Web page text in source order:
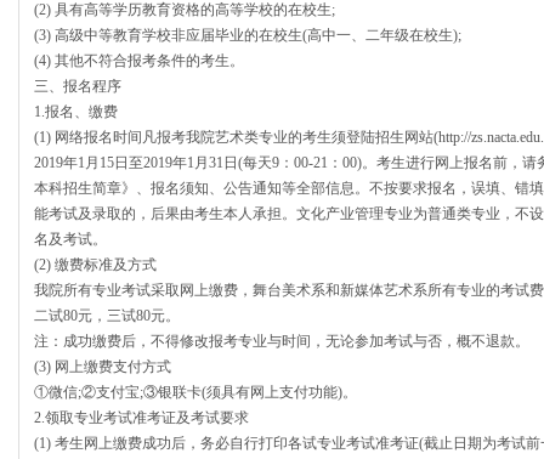
(2) 具有高等学历教育资格的高等学校的在校生;
(3) 高级中等教育学校非应届毕业的在校生(高中一、二年级在校生);
(4) 其他不符合报考条件的考生。
三、报名程序
1.报名、缴费
(1) 网络报名时间凡报考我院艺术类专业的考生须登陆招生网站(http://
2019年1月15日至2019年1月31日(每天9：00-21：00)。考生进行网上报名前，
本科招生简章》、报名须知、公告通知等全部信息。不按要求报名，误填、错
能考试及录取的，后果由考生本人承担。文化产业管理专业为普通类专业，不
名及考试。
(2) 缴费标准及方式
我院所有专业考试采取网上缴费，舞台美术系和新媒体艺术系所有专业的考试
二试80元，三试80元。
注：成功缴费后，不得修改报考专业与时间，无论参加考试与否，概不退款。
(3) 网上缴费支付方式
①微信;②支付宝;③银联卡(须具有网上支付功能)。
2.领取专业考试准考证及考试要求
(1) 考生网上缴费成功后，务必自行打印各试专业考试准考证(截止日期为考试